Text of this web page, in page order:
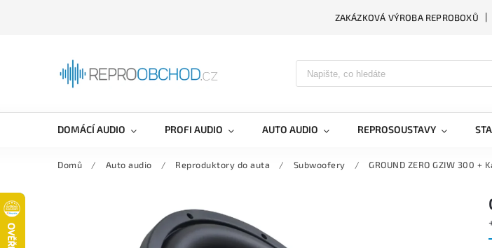
ZAKÁZKOVÁ VÝROBA REPROBOXŮ
DOMÁCÍ AUDIO PROFI AUDIO AUTO AUDIO REPROSOUSTAVY
Domů / Auto audio / Reproduktory do auta / Subwoofery / GROUND ZERO GZIW 300 +